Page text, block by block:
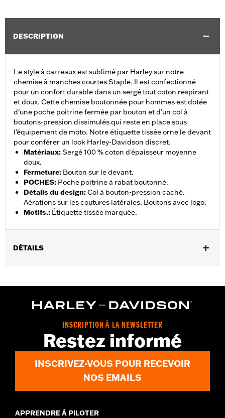
DESCRIPTION
Le style à carreaux est sublimé par Harley sur notre
chemise à manches courtes Staple. Il est confectionné
pour un confort durable dans un sergé tout coton respirant
et doux. Cette chemise boutonnée pour hommes est dotée
d’une poche poitrine fermée par bouton et d’un col à
boutons-pression dissimulés qui reste en place sous
l’équipement de moto. Notre étiquette tissée orne le devant
pour conférer un look Harley-Davidson discret.
Matériaux:Sergé 100 % coton d'épaisseur moyenne
doux.
Fermeture: Bouton sur le devant.
POCHES: Poche poitrine à rabat boutonné.
Détails du design:Col à bouton-pression caché.
Aérations sur les coutures latérales. Boutons avec logo.
Motifs.: Étiquette tissée marquée.
DÉTAILS
Caractéristiques fonctionnelles:Bouton sur le devant,Poches
d.com/warrantypour plus de détails
INSCRIPTION À LA NEWSLETTER
Restez informé
INSCRIVEZ-VOUS POUR RECEVOIR
NOS EMAILS
APPRENDRE À PILOTER